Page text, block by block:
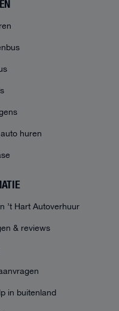
huren
’t Hart Autoverhuur
& reviews
in buitenland